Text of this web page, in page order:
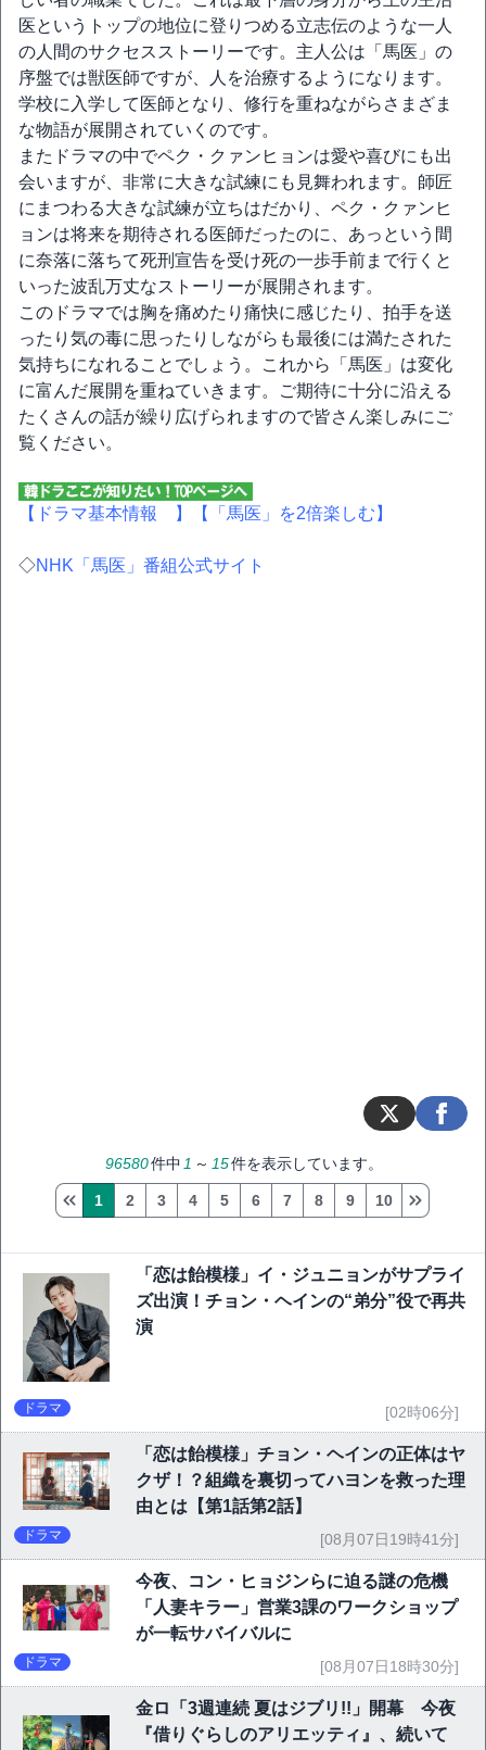
医というトップの地位に登りつめる立志伝のような一人
の人間のサクセスストーリーです。主人公は「馬医」の
序盤では獣医師ですが、人を治療するようになります。
学校に入学して医師となり、修行を重ねながらさまざま
な物語が展開されていくのです。
またドラマの中でペク・クァンヒョンは愛や喜びにも出
会いますが、非常に大きな試練にも見舞われます。師匠
にまつわる大きな試練が立ちはだかり、ペク・クァンヒ
ョンは将来を期待される医師だったのに、あっという間
に奈落に落ちて死刑宣告を受け死の一歩手前まで行くと
いった波乱万丈なストーリーが展開されます。
このドラマでは胸を痛めたり痛快に感じたり、拍手を送
ったり気の毒に思ったりしながらも最後には満たされた
気持ちになれることでしょう。これから「馬医」は変化
に富んだ展開を重ねていきます。ご期待に十分に沿える
たくさんの話が繰り広げられますので皆さん楽しみにご
覧ください。
【ドラマ基本情報 】 【「馬医」を2倍楽しむ】
◇NHK「馬医」番組公式サイト
96580件中 1 ～ 15件を表示しています。
1 2 3 4 5 6 7 8 9 10
「恋は飴模様」イ・ジュニョンがサプライ
ズ出演！チョン・ヘインの“弟分”役で再共
演
ドラマ [02時06分]
「恋は飴模様」チョン・ヘインの正体はヤ
クザ！？組織を裏切ってハヨンを救った理
由とは【第1話第2話】
ドラマ [08月07日19時41分]
今夜、コン・ヒョジンらに迫る謎の危機
「人妻キラー」営業3課のワークショップ
が一転サバイバルに
ドラマ [08月07日18時30分]
金ロ「3週連続 夏はジブリ!!」開幕 今夜
『借りぐらしのアリエッティ』、続いて